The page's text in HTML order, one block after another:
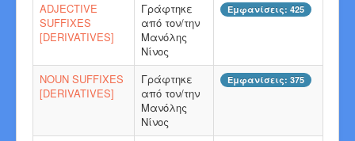
ADJECTIVE
SUFFIXES
[DERIVATIVES]
Γράφτηκε
από τον/την
Μανόλης
Νίνος
Εμφανίσεις: 425
NOUN SUFFIXES
[DERIVATIVES]
Γράφτηκε
από τον/την
Μανόλης
Νίνος
Εμφανίσεις: 375